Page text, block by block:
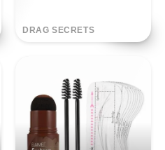
DRAG SECRETS